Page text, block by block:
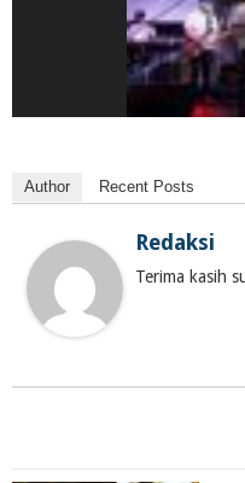
Author Recent Posts
Redaksi
Terima kasih